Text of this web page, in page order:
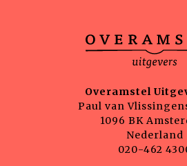
Overamstel
Paul van
1096 BK
Nederland
020-462